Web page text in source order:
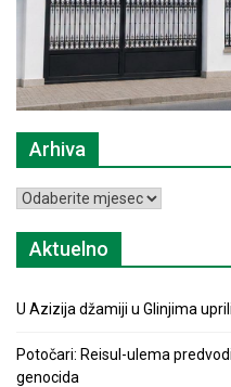
Arhiva
Arhiva
Aktuelno
U Azizija džamiji u Glinjima
Potočari: Reisul-ulema
genocida